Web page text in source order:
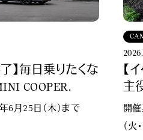
】毎日乗りたくな
COOPER.
6月25日（木）まで
【
主
開催
（火